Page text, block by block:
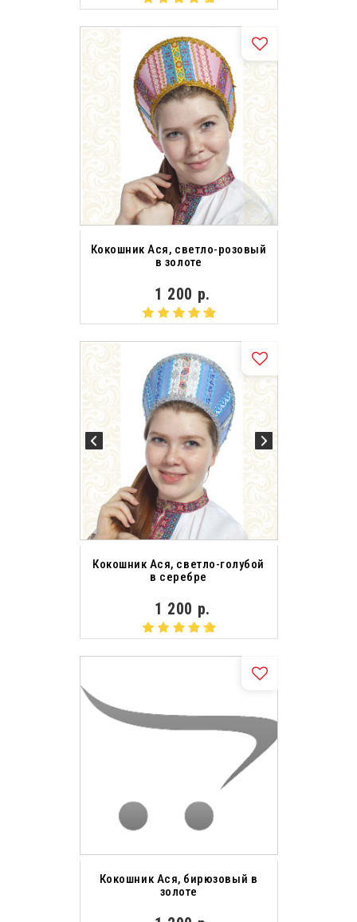
Кокошник Ася, светло-розовый
в золоте
1 200 р.
Кокошник Ася, светло-голубой
в серебре
1 200 р.
Кокошник Ася, бирюзовый в
золоте